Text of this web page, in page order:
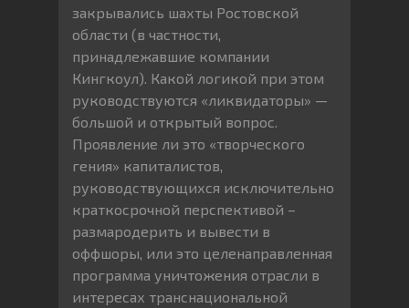
закрывались шахты Ростовской
области (в частности,
принадлежавшие компании
Кингкоул). Какой логикой при этом
руководствуются «ликвидаторы» —
большой и открытый вопрос.
Проявление ли это «творческого
гения» капиталистов,
руководствующихся исключительно
краткосрочной перспективой –
размародерить и вывести в
оффшоры, или это целенаправленная
программа уничтожения отрасли в
интересах транснациональной